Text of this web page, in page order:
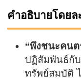
คำอธิบายโดยล
“พึงชนะคนต
ปฏิสัมพันธ์กั
ทรัพย์สมบัติ